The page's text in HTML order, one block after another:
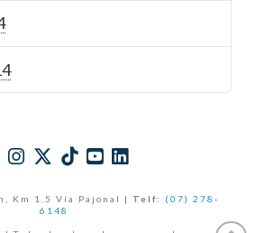
Km 1.5 Vía Pajonal | Telf:
(07) 278-
6148